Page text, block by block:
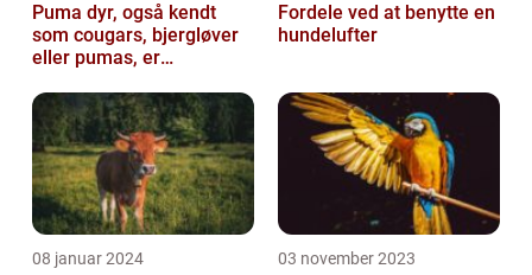
Puma dyr, også kendt
som cougars, bjergløver
eller pumas, er
imponerende væsener,
de...
Fordele ved at benytte en
hundelufter
08 januar 2024 03 november 2023